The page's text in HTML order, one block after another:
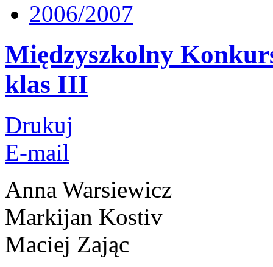
2006/2007
Międzyszkolny
klas III
Drukuj
E-mail
Anna Warsiewicz
Markijan Kostiv
Maciej Zając